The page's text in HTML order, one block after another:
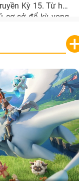
Kỳ 15. Từ hai
cơ sở để kỳ vọng